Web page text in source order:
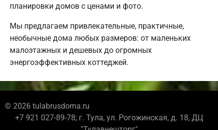
планировки домов с ценами и фото.
Мы предлагаем привлекательные, практичные,
необычные дома любых размеров: от маленьких
малоэтажных и дешевых до огромных
энергоэффективных коттеджей.
© 2026 tulabrusdoma.ru
+7 921 027-89-78; г. Тула, ул. Рогожинская, д. 18, ДЦ